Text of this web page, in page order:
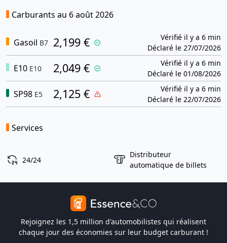
Carburants au 6 août 2026
Gasoil B7 2,199 €
Vérifié il y a 6 min
Déclaré le 27/07/2026
E10 E10 2,049 €
Vérifié il y a 6 min
Déclaré le 01/08/2026
SP98 E5 2,125 €
Vérifié il y a 6 min
Déclaré le 22/07/2026
Services
24/24
Distributeur
automatique de billets
Rejoignez les 1,5 million d'automobilistes qui réalisent
chaque jour des économies sur leur budget carburant !